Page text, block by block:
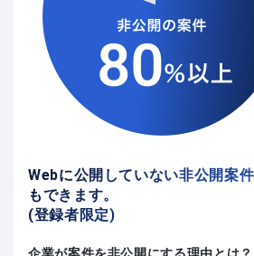
Webに公開していない非公開案
もできます。
(登録者限定)